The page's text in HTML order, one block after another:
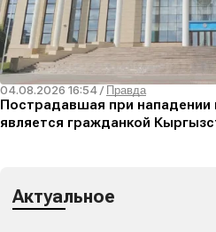
04.08.2026 16:54 / Правда
Пострадавшая при нападении
является гражданкой
Актуальное